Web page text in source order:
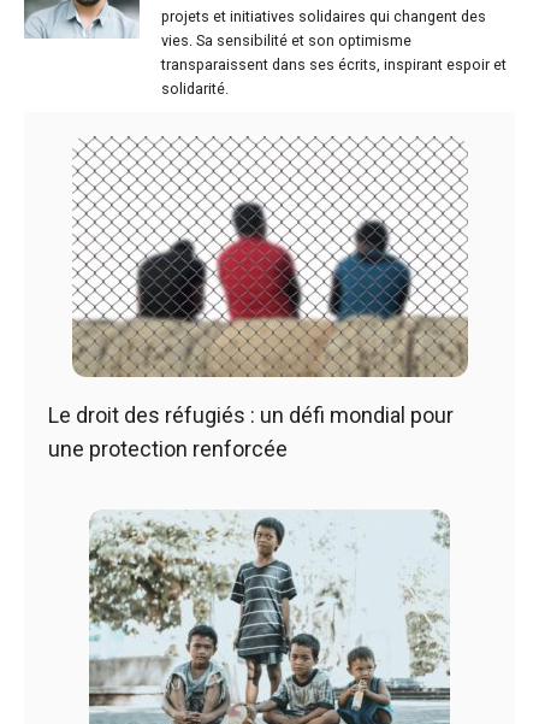
projets et initiatives solidaires qui changent des
vies. Sa sensibilité et son optimisme
transparaissent dans ses écrits, inspirant espoir et
solidarité.
Le droit des réfugiés : un défi mondial pour
une protection renforcée